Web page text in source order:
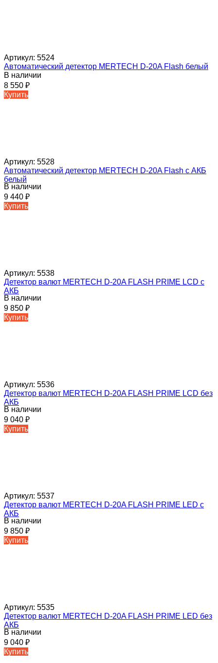
Артикул: 5524
Автоматический детектор MERTECH D-20A Flash белый
В наличии
8 550 ₽
Купить
Артикул: 5528
Автоматический детектор MERTECH D-20A Flash с АКБ
белый
В наличии
9 440 ₽
Купить
Артикул: 5538
Детектор валют MERTECH D-20A FLASH PRIME LCD c
АКБ
В наличии
9 850 ₽
Купить
Артикул: 5536
Детектор валют MERTECH D-20A FLASH PRIME LCD без
АКБ
В наличии
9 040 ₽
Купить
Артикул: 5537
Детектор валют MERTECH D-20A FLASH PRIME LED c
АКБ
В наличии
9 850 ₽
Купить
Артикул: 5535
Детектор валют MERTECH D-20A FLASH PRIME LED без
АКБ
В наличии
9 040 ₽
Купить